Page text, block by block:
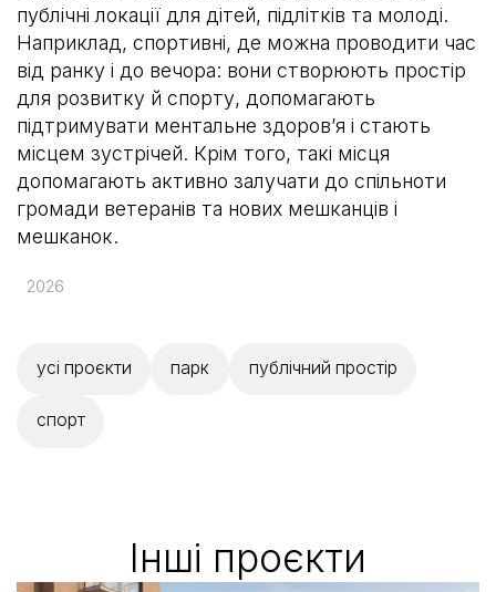
публічні локації для дітей, підлітків та молоді.
Наприклад, спортивні, де можна проводити час
від ранку і до вечора: вони створюють простір
для розвитку й спорту, допомагають
підтримувати ментальне здоровʼя і стають
місцем зустрічей. Крім того, такі місця
допомагають активно залучати до спільноти
громади ветеранів та нових мешканців і
мешканок.
2026
усі проєкти парк публічний простір
спорт
Iншi проєкти